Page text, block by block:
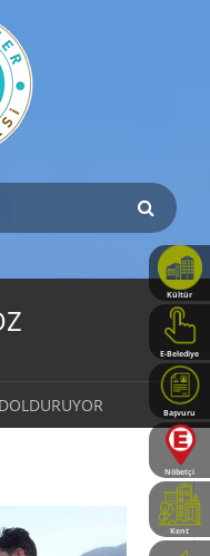
Kültür
Haritası
E-Belediye
Başvuru
Rehberi
Nöbetçi
Eczaneler
Kent
Rehberi